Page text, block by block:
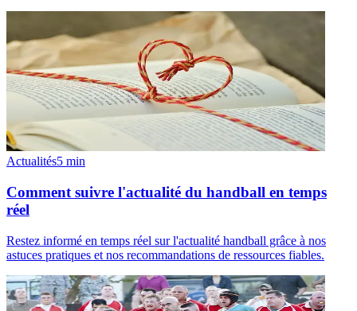
Actualités5 min
Comment suivre l'actualité du handball en temps
réel
Restez informé en temps réel sur l'actualité handball grâce à nos
astuces pratiques et nos recommandations de ressources fiables.